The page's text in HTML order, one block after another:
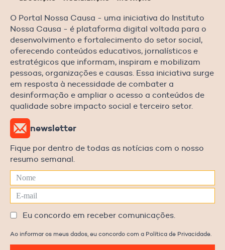
O Portal Nossa Causa - uma iniciativa do Instituto
Nossa Causa - é plataforma digital voltada para o
desenvolvimento e fortalecimento do setor social,
oferecendo conteúdos educativos, jornalísticos e
estratégicos que informam, inspiram e mobilizam
pessoas, organizações e causas. Essa iniciativa surge
em resposta à necessidade de combater a
desinformação e ampliar o acesso a conteúdos de
qualidade sobre impacto social e terceiro setor.
newsletter
Fique por dentro de todas as notícias com o nosso
resumo semanal.
Eu concordo em receber comunicações.
Ao informar os meus dados, eu concordo com a Política de Privacidade.